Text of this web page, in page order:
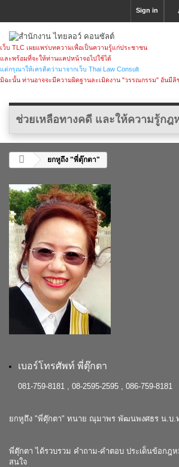
Sign in
เว็บ TLC เผยแพร่บทความเพื่อเป็นความรู้แก่ประชาชน
และพร้อมที่จะให้ท่านแคปหน้าจอไปใช้ได้
แต่กรุณาให้เครดิตว่ามาจากเว็บ Thai Law Consult
มิฉะนั้น ท่านอาจจะมีความผิดฐานละเมิดงาน "วรรณกรรม" อันมีลิ
ช่วยเหลือทางคดี และให้ความรู้กฎ
ยกหูถึง "พี่ตุ๊กตา"
เบอร์โทรศัพท์ พี่ตุ๊กตา
081-759-8181 , 08-2595-2595 , 086-759-8181
ยกหูถึง "พี่ตุ๊กตา" ทนาย ณุมาพร พัฒนพงศธร น.บ.
พี่ตุ๊กตา ได้รวบรวม คำถาม-คำตอบ ประเด็นข้อกฎ
สนใจ